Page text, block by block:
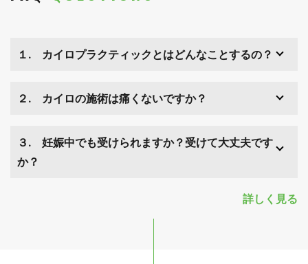
１. カイロプラクティックとはどんなことするの？
２. カイロの施術は痛くないですか？
３. 妊娠中でも受けられますか？受けて大丈夫です
か？
詳しく見る